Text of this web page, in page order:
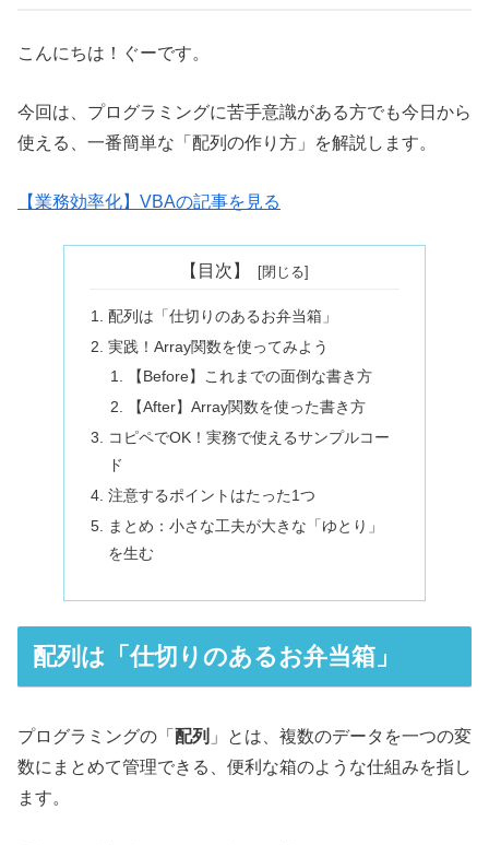
こんにちは！ぐーです。
今回は、プログラミングに苦手意識がある方でも今日から
使える、一番簡単な「配列の作り方」を解説します。
【業務効率化】VBAの記事を見る
【目次】
配列は「仕切りのあるお弁当箱」
実践！Array関数を使ってみよう
【Before】これまでの面倒な書き方
【After】Array関数を使った書き方
コピペでOK！実務で使えるサンプルコー
ド
注意するポイントはたった1つ
まとめ：小さな工夫が大きな「ゆとり」
を生む
配列は「仕切りのあるお弁当箱」
プログラミングの「 配列 」とは、複数のデータを一つの変
数にまとめて管理できる、便利な箱のような仕組みを指し
ます。